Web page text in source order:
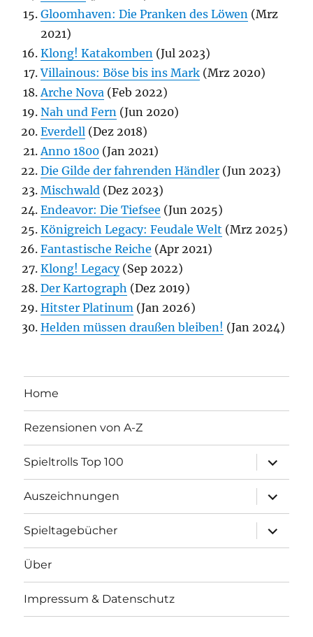
Gloomhaven: Die Pranken des Löwen (Mrz
2021)
Klong! Katakomben (Jul 2023)
Villainous: Böse bis ins Mark (Mrz 2020)
Arche Nova (Feb 2022)
Nah und Fern (Jun 2020)
Everdell (Dez 2018)
Anno 1800 (Jan 2021)
Die Gilde der fahrenden Händler (Jun 2023)
Mischwald (Dez 2023)
Endeavor: Die Tiefsee (Jun 2025)
Königreich Legacy: Feudale Welt (Mrz 2025)
Fantastische Reiche (Apr 2021)
Klong! Legacy(Sep 2022)
Der Kartograph (Dez 2019)
Hitster Platinum (Jan 2026)
Helden müssen draußen bleiben! (Jan 2024)
Home
Rezensionen von A-Z
Spieltrolls Top 100
öffnen
Auszeichnungen
öffnen
Spieltagebücher
öffnen
Über
Impressum & Datenschutz